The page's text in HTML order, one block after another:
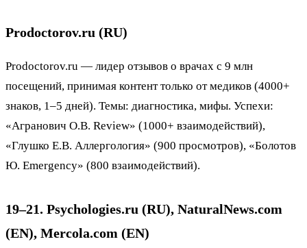
Prodoctorov.ru (RU)
Prodoctorov.ru — лидер отзывов о врачах с 9 млн
посещений, принимая контент только от медиков (4000+
знаков, 1–5 дней). Темы: диагностика, мифы. Успехи:
«Агранович О.В. Review» (1000+ взаимодействий),
«Глушко Е.В. Аллергология» (900 просмотров), «Болотов
Ю. Emergency» (800 взаимодействий).
19–21. Psychologies.ru (RU), NaturalNews.com
(EN), Mercola.com (EN)